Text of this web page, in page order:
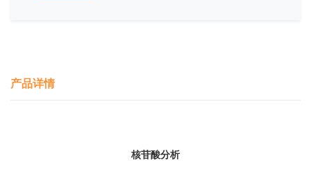
产品详情
核苷酸分析